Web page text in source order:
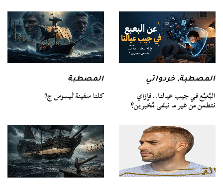
المصطبة,خردواتي
البُعبُع في جيب عيالنا.. فإزاي
نتطمن من غير ما نبقى مُخبرين؟
المصطبة
كلنا سفينة ثيسوس ج7